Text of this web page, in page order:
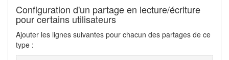
Configuration d'un partage en lecture/écriture
pour certains utilisateurs
Ajouter les lignes suivantes pour chacun des partages de ce
type :